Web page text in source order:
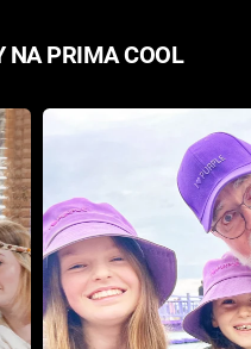
NA PRIMA COOL